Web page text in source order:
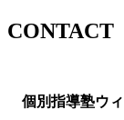
CONTACT
個別指導塾ウ